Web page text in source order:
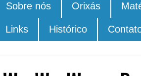
Sobre nós Orixás
Links Histórico